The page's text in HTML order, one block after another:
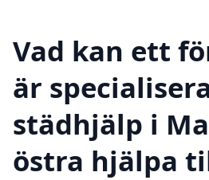
Vad kan ett
är
städhjälp i
östra hjälpa